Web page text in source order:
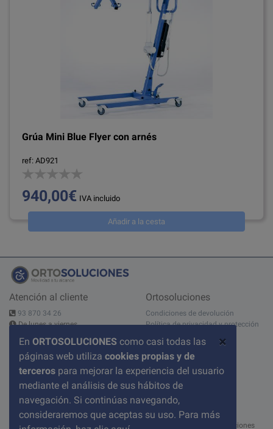
×
En ORTOSOLUCIONES como casi todas las
páginas web utiliza cookies propias y de
terceros para mejorar la experiencia del usuario
mediante el análisis de sus hábitos de
navegación. Si continúas navegando,
consideraremos que aceptas su uso. Para más
Grúa Mini Blue Flyer con arnés
ref: AD921
940,00€ IVA incluido
Añadir a la cesta
Atención al cliente
93 870 34 26
De lunes a viernes
Contáctanos
C/ del Pont nº 17, 1A
08520 Les Franqueses del Valles
Ortosoluciones
Condiciones de devolución
Política de privacidad y protección
Aviso legal
Condiciones de compra
Sobre nosotros
Preguntas frecuentes
© 2026 ortosoluciones